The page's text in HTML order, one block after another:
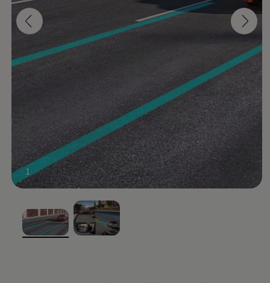
Pacchetti di servizi
Assistenza in caso di guasti o incidenti
Clever Repair / Totalrepair
Rapporto del danno online
Assicurazioni
Ricerca dei servizi per il proprio modello
App Volkswagen, login e shop
Collegare cellulare e veicolo
Aggiornamenti per software, mappe e radio
Manuale digitale
Disattivazione della rete di telefonia mobile
myVolkswagen
Scoprire e vivere l’esperienza
Impegno calcistico
Rivista Volkswagen
, 1 di 2
1